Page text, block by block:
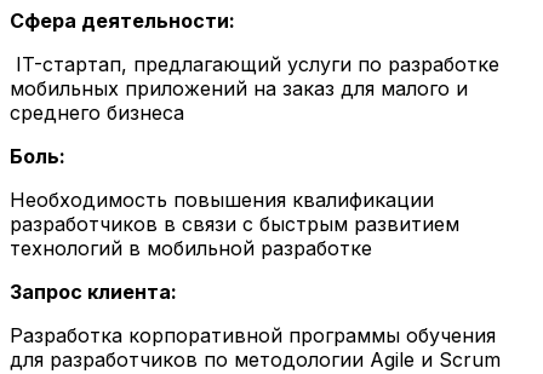
Сфера деятельности:
IT-стартап, предлагающий услуги по разработке
мобильных приложений на заказ для малого и
среднего бизнеса
Боль:
Необходимость повышения квалификации
разработчиков в связи с быстрым развитием
технологий в мобильной разработке
Запрос клиента:
Разработка корпоративной программы обучения
для разработчиков по методологии Agile и Scrum